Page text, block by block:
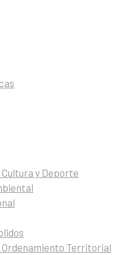
y Deporte
Ordenamiento Territorial